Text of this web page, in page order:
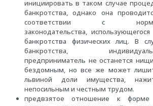
инициировать в таком случае
банкротства, однако она
соответствии с
законодательства,
банкротства физических лиц. В
банкротства,
предприниматель не останется
бездомным, но все же может
львиной доли имущества,
непосильным и честным трудом.
предвзятое отношение к